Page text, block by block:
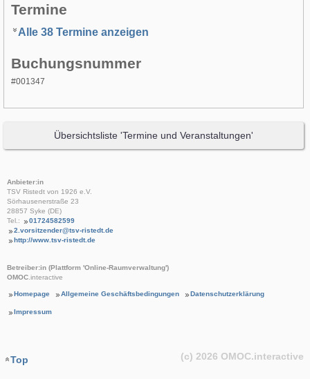
Termine
Alle 38 Termine anzeigen
Buchungsnummer
#001347
Übersichtsliste 'Termine und Veranstaltungen'
Anbieter:in
TSV Ristedt von 1926 e.V.
Sörhausenerstraße 23
28857 Syke (DE)
Tel.:
01724582599
2.vorsitzender@tsv-ristedt.de
http://www.tsv-ristedt.de
Betreiber:in (Plattform 'Online-Raumverwaltung')
OMOC.interactive
Homepage Allgemeine Geschäftsbedingungen Datenschutzerklärung
Impressum
Top (c) 2026 OMOC.interactive